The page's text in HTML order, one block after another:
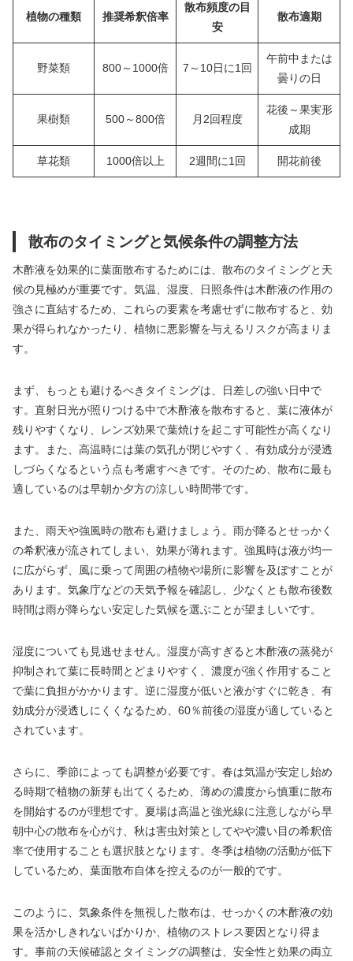
植物の種類 推奨希釈倍率
散布頻度の目
安
散布適期
野菜類 800～1000倍 7～10日に1回
午前中または
曇りの日
果樹類 500～800倍 月2回程度
花後～果実形
成期
草花類 1000倍以上 2週間に1回 開花前後
散布のタイミングと気候条件の調整方法
木酢液を効果的に葉面散布するためには、散布のタイミングと天
候の見極めが重要です。気温、湿度、日照条件は木酢液の作用の
強さに直結するため、これらの要素を考慮せずに散布すると、効
果が得られなかったり、植物に悪影響を与えるリスクが高まりま
す。
まず、もっとも避けるべきタイミングは、日差しの強い日中で
す。直射日光が照りつける中で木酢液を散布すると、葉に液体が
残りやすくなり、レンズ効果で葉焼けを起こす可能性が高くなり
ます。また、高温時には葉の気孔が閉じやすく、有効成分が浸透
しづらくなるという点も考慮すべきです。そのため、散布に最も
適しているのは早朝か夕方の涼しい時間帯です。
また、雨天や強風時の散布も避けましょう。雨が降るとせっかく
の希釈液が流されてしまい、効果が薄れます。強風時は液が均一
に広がらず、風に乗って周囲の植物や場所に影響を及ぼすことが
あります。気象庁などの天気予報を確認し、少なくとも散布後数
時間は雨が降らない安定した気候を選ぶことが望ましいです。
湿度についても見逃せません。湿度が高すぎると木酢液の蒸発が
抑制されて葉に長時間とどまりやすく、濃度が強く作用すること
で葉に負担がかかります。逆に湿度が低いと液がすぐに乾き、有
効成分が浸透しにくくなるため、60％前後の湿度が適していると
されています。
さらに、季節によっても調整が必要です。春は気温が安定し始め
る時期で植物の新芽も出てくるため、薄めの濃度から慎重に散布
を開始するのが理想です。夏場は高温と強光線に注意しながら早
朝中心の散布を心がけ、秋は害虫対策としてやや濃い目の希釈倍
率で使用することも選択肢となります。冬季は植物の活動が低下
しているため、葉面散布自体を控えるのが一般的です。
このように、気象条件を無視した散布は、せっかくの木酢液の効
果を活かしきれないばかりか、植物のストレス要因となり得ま
す。事前の天候確認とタイミングの調整は、安全性と効果の両立